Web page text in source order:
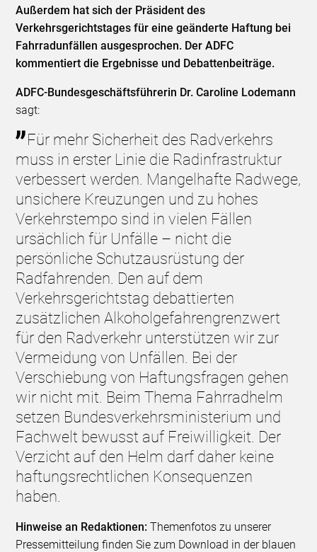
Außerdem hat sich der Präsident des
Verkehrsgerichtstages für eine geänderte Haftung bei
Fahrradunfällen ausgesprochen. Der ADFC
kommentiert die Ergebnisse und Debattenbeiträge.
ADFC-Bundesgeschäftsführerin Dr. Caroline Lodemann
sagt:
Für mehr Sicherheit des Radverkehrs
muss in erster Linie die Radinfrastruktur
verbessert werden. Mangelhafte Radwege,
unsichere Kreuzungen und zu hohes
Verkehrstempo sind in vielen Fällen
ursächlich für Unfälle – nicht die
persönliche Schutzausrüstung der
Radfahrenden. Den auf dem
Verkehrsgerichtstag debattierten
zusätzlichen Alkoholgefahrengrenzwert
für den Radverkehr unterstützen wir zur
Vermeidung von Unfällen. Bei der
Verschiebung von Haftungsfragen gehen
wir nicht mit. Beim Thema Fahrradhelm
setzen Bundesverkehrsministerium und
Fachwelt bewusst auf Freiwilligkeit. Der
Verzicht auf den Helm darf daher keine
haftungsrechtlichen Konsequenzen
haben.
Hinweise an Redaktionen:Themenfotos zu unserer
Pressemitteilung finden Sie zum Download in der blauen